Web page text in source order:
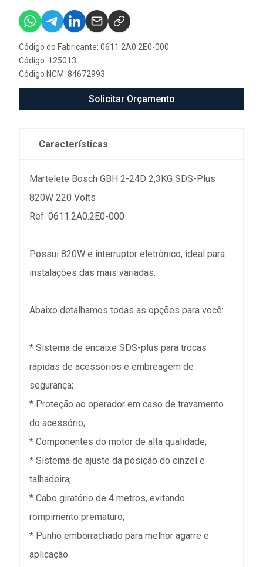
Código do Fabricante: 0611.2A0.2E0-000
Código: 125013
Código NCM: 84672993
Solicitar Orçamento
Características
Martelete Bosch GBH 2-24D 2,3KG SDS-Plus
820W 220 Volts
Ref. 0611.2A0.2E0-000
Possui 820W e interruptor eletrônico, ideal para
instalações das mais variadas.
Abaixo detalhamos todas as opções para você:
* Sistema de encaixe SDS-plus para trocas
rápidas de acessórios e embreagem de
segurança;
* Proteção ao operador em caso de travamento
do acessório;
* Componentes do motor de alta qualidade;
* Sistema de ajuste da posição do cinzel e
talhadeira;
* Cabo giratório de 4 metros, evitando
rompimento prematuro;
* Punho emborrachado para melhor agarre e
aplicação.